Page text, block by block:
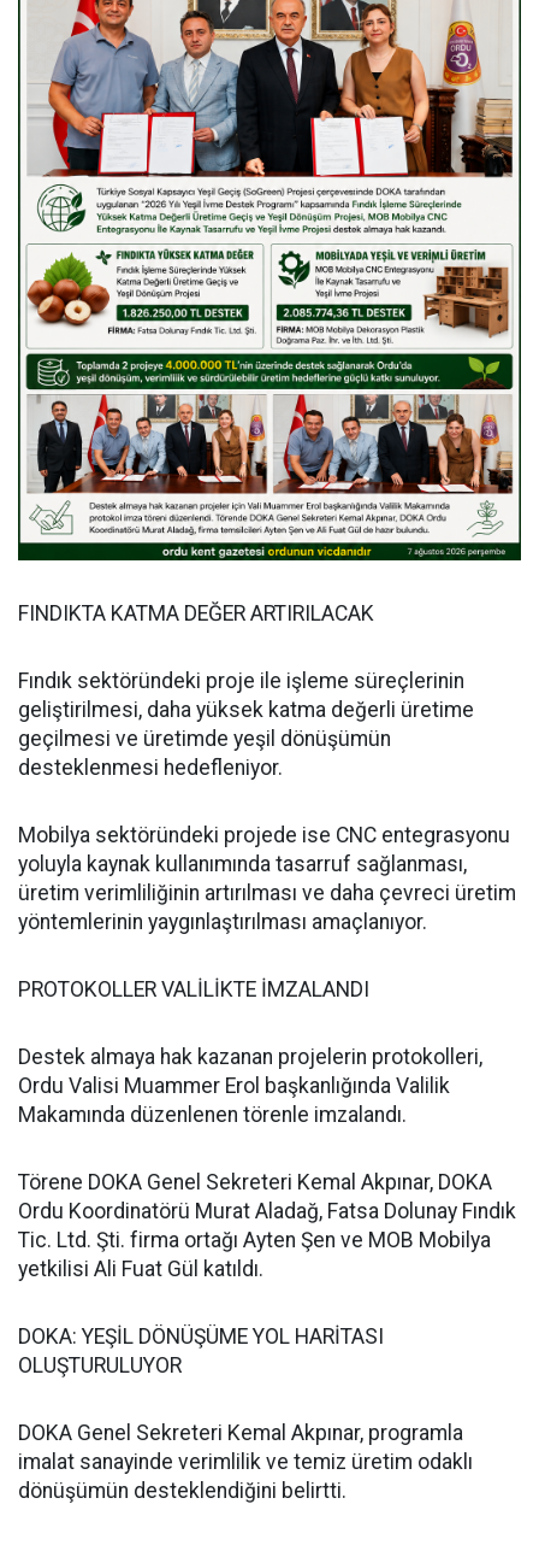
FINDIKTA KATMA DEĞER ARTIRILACAK
Fındık sektöründeki proje ile işleme süreçlerinin
geliştirilmesi, daha yüksek katma değerli üretime
geçilmesi ve üretimde yeşil dönüşümün
desteklenmesi hedefleniyor.
Mobilya sektöründeki projede ise CNC entegrasyonu
yoluyla kaynak kullanımında tasarruf sağlanması,
üretim verimliliğinin artırılması ve daha çevreci üretim
yöntemlerinin yaygınlaştırılması amaçlanıyor.
PROTOKOLLER VALİLİKTE İMZALANDI
Destek almaya hak kazanan projelerin protokolleri,
Ordu Valisi Muammer Erol başkanlığında Valilik
Makamında düzenlenen törenle imzalandı.
Törene DOKA Genel Sekreteri Kemal Akpınar, DOKA
Ordu Koordinatörü Murat Aladağ, Fatsa Dolunay Fındık
Tic. Ltd. Şti. firma ortağı Ayten Şen ve MOB Mobilya
yetkilisi Ali Fuat Gül katıldı.
DOKA: YEŞİL DÖNÜŞÜME YOL HARİTASI
OLUŞTURULUYOR
DOKA Genel Sekreteri Kemal Akpınar, programla
imalat sanayinde verimlilik ve temiz üretim odaklı
dönüşümün desteklendiğini belirtti.